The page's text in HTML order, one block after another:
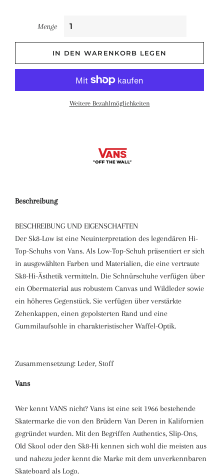
Menge
IN DEN WARENKORB LEGEN
Weitere Bezahlmöglichkeiten
Beschreibung
BESCHREIBUNG UND EIGENSCHAFTEN
Der Sk8-Low ist eine Neuinterpretation des legendären Hi-
Top-Schuhs von Vans. Als Low-Top-Schuh präsentiert er sich
in ausgewählten Farben und Materialien, die eine vertraute
Sk8-Hi-Ästhetik vermitteln. Die Schnürschuhe verfügen über
ein Obermaterial aus robustem Canvas und Wildleder sowie
ein höheres Gegenstück. Sie verfügen über verstärkte
Zehenkappen, einen gepolsterten Rand und eine
Gummilaufsohle in charakteristischer Waffel-Optik.
Zusammensetzung: Leder, Stoff
Vans
Wer kennt VANS nicht? Vans ist eine seit 1966 bestehende
Skatermarke die von den Brüdern Van Deren in Kalifornien
gegründet wurden. Mit den Begriffen Authentics, Slip-Ons,
Old Skool oder den Sk8-Hi kennen sich wohl die meisten aus
und nahezu jeder kennt die Marke mit dem unverkennbaren
Skateboard als Logo.